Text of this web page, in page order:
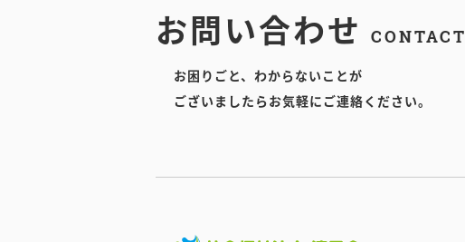
お問い合わせ CONTACT
お困りごと、わからないことが
ございましたらお気軽にご連絡ください。